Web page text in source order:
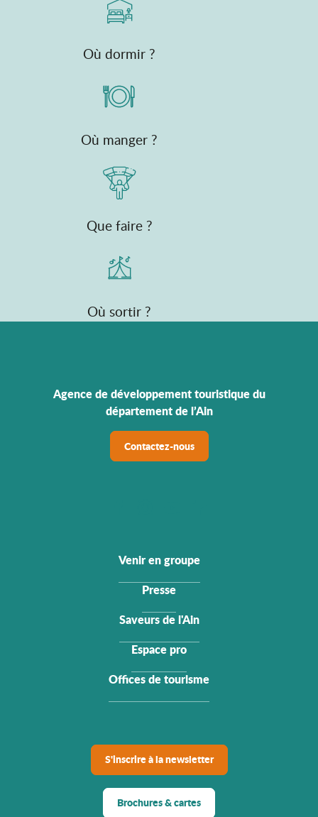
Où dormir ?
Où manger ?
Que faire ?
Où sortir ?
Agence de développement touristique du
département de l’Ain
Contactez-nous
Venir en groupe
Presse
Saveurs de l'Ain
Espace pro
Offices de tourisme
S'inscrire à la newsletter
Brochures & cartes